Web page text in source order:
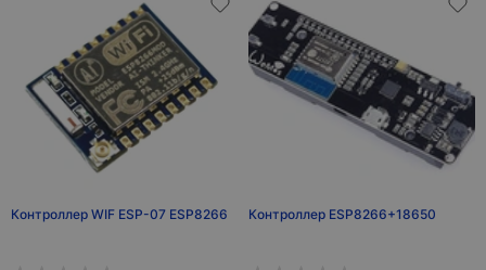
Контроллер WIF ESP-07 ESP8266 Контроллер ESP8266+18650